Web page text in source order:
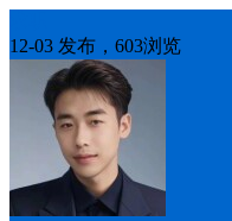
12-03 发布，603浏览